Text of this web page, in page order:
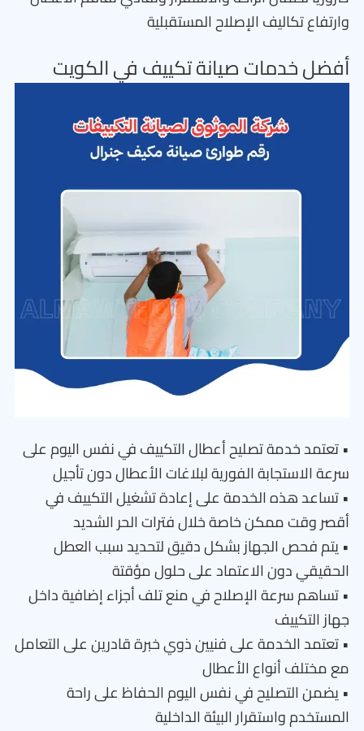
وارتفاع تكاليف الإصلاح المستقبلية
أفضل خدمات صيانة تكييف في الكويت
• تعتمد خدمة تصليح أعطال التكييف في نفس اليوم على
سرعة الاستجابة الفورية لبلاغات الأعطال دون تأجيل
• تساعد هذه الخدمة على إعادة تشغيل التكييف في
أقصر وقت ممكن خاصة خلال فترات الحر الشديد
• يتم فحص الجهاز بشكل دقيق لتحديد سبب العطل
الحقيقي دون الاعتماد على حلول مؤقتة
• تساهم سرعة الإصلاح في منع تلف أجزاء إضافية داخل
جهاز التكييف
• تعتمد الخدمة على فنيين ذوي خبرة قادرين على التعامل
مع مختلف أنواع الأعطال
• يضمن التصليح في نفس اليوم الحفاظ على راحة
المستخدم واستقرار البيئة الداخلية